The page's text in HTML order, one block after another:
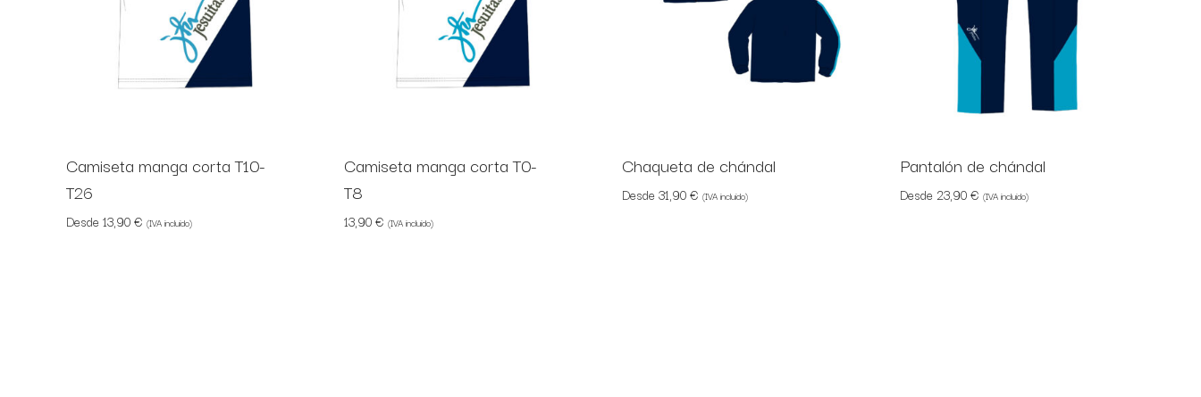
Camiseta manga corta T10-
T26
Desde 13,90€ (IVA incluido)
Camiseta manga corta T0-
T8
13,90€ (IVA incluido)
Chaqueta de chándal
Desde 31,90€ (IVA incluido)
Pantalón de chándal
Desde 23,90€ (IVA incluido)